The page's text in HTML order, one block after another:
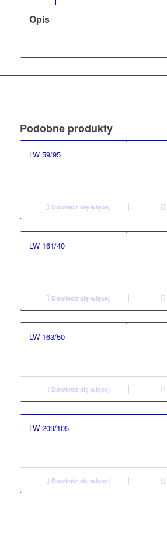
Opis
Podobne produkty
LW 59/95
Dowiedz się więcej
LW 161/40
Dowiedz się więcej
LW 163/50
Dowiedz się więcej
LW 209/105
Dowiedz się więcej